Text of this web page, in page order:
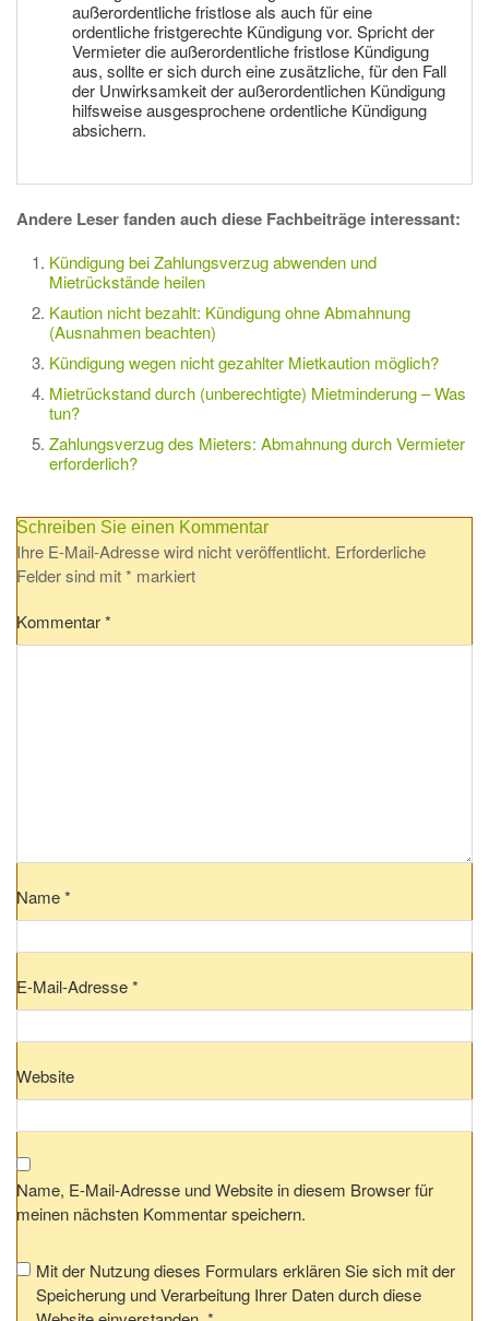
außerordentliche fristlose als auch für eine
ordentliche fristgerechte Kündigung vor. Spricht der
Vermieter die außerordentliche fristlose Kündigung
aus, sollte er sich durch eine zusätzliche, für den Fall
der Unwirksamkeit der außerordentlichen Kündigung
hilfsweise ausgesprochene ordentliche Kündigung
absichern.
Andere Leser fanden auch diese Fachbeiträge interessant:
Kündigung bei Zahlungsverzug abwenden und
Mietrückstände heilen
Kaution nicht bezahlt: Kündigung ohne Abmahnung
(Ausnahmen beachten)
Kündigung wegen nicht gezahlter Mietkaution möglich?
Mietrückstand durch (unberechtigte) Mietminderung – Was
tun?
Zahlungsverzug des Mieters: Abmahnung durch Vermieter
erforderlich?
Schreiben Sie einen Kommentar
Ihre E-Mail-Adresse wird nicht veröffentlicht. Erforderliche
Felder sind mit* markiert
Kommentar*
Name*
E-Mail-Adresse*
Website
Name, E-Mail-Adresse und Website in diesem Browser für
meinen nächsten Kommentar speichern.
Mit der Nutzung dieses Formulars erklären Sie sich mit der
Speicherung und Verarbeitung Ihrer Daten durch diese